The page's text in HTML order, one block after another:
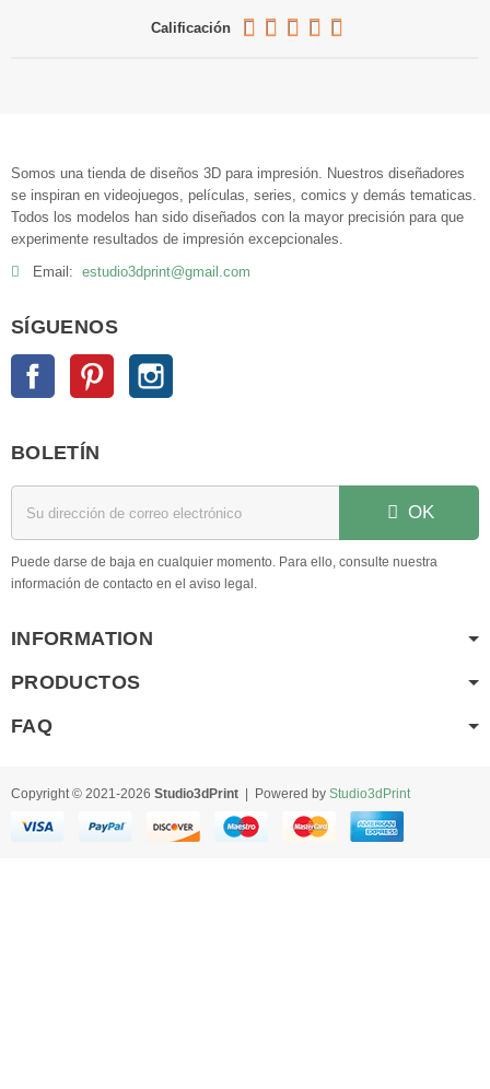
Calificación
Somos una tienda de diseños 3D para impresión. Nuestros diseñadores
se inspiran en videojuegos, películas, series, comics y demás tematicas.
Todos los modelos han sido diseñados con la mayor precisión para que
experimente resultados de impresión excepcionales.
Email: estudio3dprint@gmail.com
SÍGUENOS
Facebook Pinterest
BOLETÍN
OK
Puede darse de baja en cualquier momento. Para ello, consulte nuestra
información de contacto en el aviso legal.
INFORMATION
PRODUCTOS
FAQ
Copyright © 2021-2026 Studio3dPrint | Powered by Studio3dPrint